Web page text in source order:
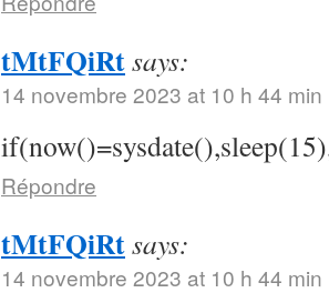
tMtFQiRtsays:
14 novembre 2023 at 10 h 44 min
Répondre
tMtFQiRtsays:
14 novembre 2023 at 10 h 44 min